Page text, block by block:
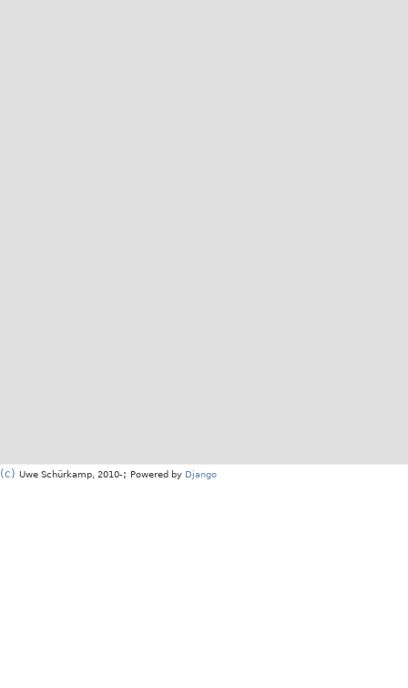
(c) Uwe Schürkamp, 2010-; Powered by Django